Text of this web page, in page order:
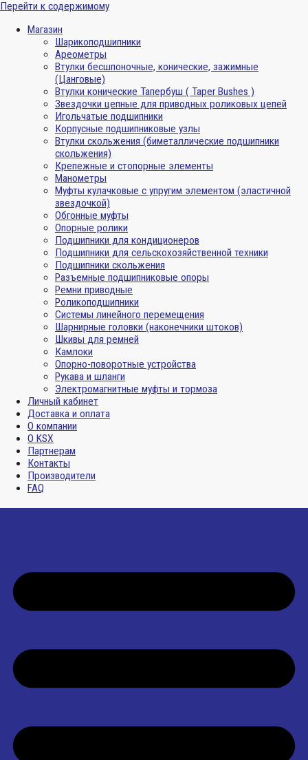
Перейти к содержимому
Магазин
Шарикоподшипники
Ареометры
Втулки бесшпоночные, конические, зажимные
(Цанговые)
Втулки конические Тапербуш ( Taper Bushes )
Звездочки цепные для приводных роликовых цепей
Игольчатые подшипники
Корпусные подшипниковые узлы
Втулки скольжения (биметаллические подшипники
скольжения)
Крепежные и стопорные элементы
Манометры
Муфты кулачковые с упругим элементом (эластичной
звездочкой)
Обгонные муфты
Опорные ролики
Подшипники для кондиционеров
Подшипники для сельскохозяйственной техники
Подшипники скольжения
Разъемные подшипниковые опоры
Ремни приводные
Роликоподшипники
Системы линейного перемещения
Шарнирные головки (наконечники штоков)
Шкивы для ремней
Камлоки
Опорно-поворотные устройства
Рукава и шланги
Электромагнитные муфты и тормоза
Личный кабинет
Доставка и оплата
О компании
О KSX
Партнерам
Контакты
Производители
FAQ